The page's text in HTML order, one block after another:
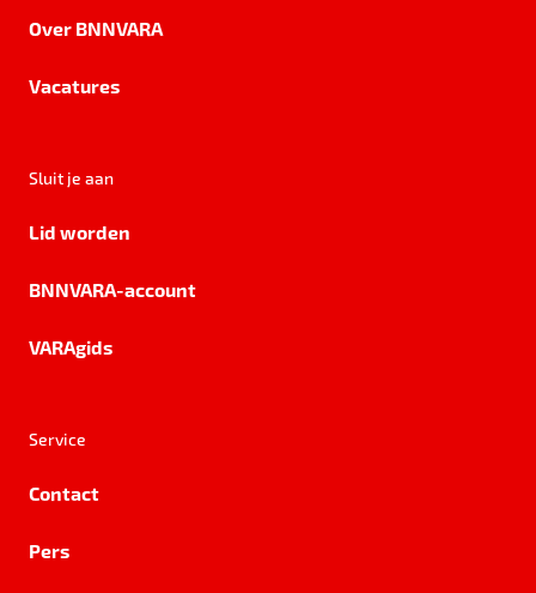
Over BNNVARA
Vacatures
Sluit je aan
Lid worden
BNNVARA-account
VARAgids
Service
Contact
Pers